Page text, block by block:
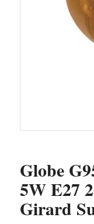
Globe
5W E27
Girard